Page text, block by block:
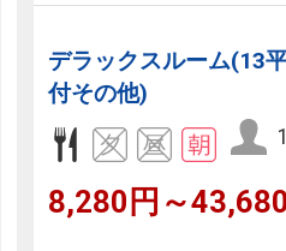
デラックスルーム(13
付その他)
8,280円～